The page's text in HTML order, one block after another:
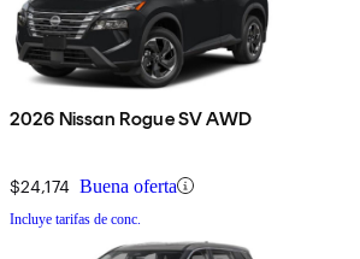
2026 Nissan Rogue SV AWD
$24,174 Buena oferta
Incluye tarifas de conc.